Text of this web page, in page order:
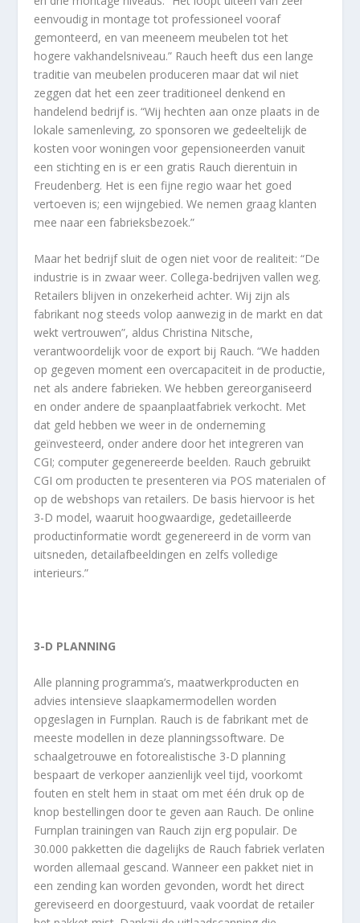
eenvoudig in montage tot professioneel vooraf
gemonteerd, en van meeneem meubelen tot het
hogere vakhandelsniveau.” Rauch heeft dus een lange
traditie van meubelen produceren maar dat wil niet
zeggen dat het een zeer traditioneel denkend en
handelend bedrijf is. “Wij hechten aan onze plaats in de
lokale samenleving, zo sponsoren we gedeeltelijk de
kosten voor woningen voor gepensioneerden vanuit
een stichting en is er een gratis Rauch dierentuin in
Freudenberg. Het is een fijne regio waar het goed
vertoeven is; een wijngebied. We nemen graag klanten
mee naar een fabrieksbezoek.”
Maar het bedrijf sluit de ogen niet voor de realiteit: “De
industrie is in zwaar weer. Collega-bedrijven vallen weg.
Retailers blijven in onzekerheid achter. Wij zijn als
fabrikant nog steeds volop aanwezig in de markt en dat
wekt vertrouwen”, aldus Christina Nitsche,
verantwoordelijk voor de export bij Rauch. “We hadden
op gegeven moment een overcapaciteit in de productie,
net als andere fabrieken. We hebben gereorganiseerd
en onder andere de spaanplaatfabriek verkocht. Met
dat geld hebben we weer in de onderneming
geïnvesteerd, onder andere door het integreren van
CGI; computer gegenereerde beelden. Rauch gebruikt
CGI om producten te presenteren via POS materialen of
op de webshops van retailers. De basis hiervoor is het
3-D model, waaruit hoogwaardige, gedetailleerde
productinformatie wordt gegenereerd in de vorm van
uitsneden, detailafbeeldingen en zelfs volledige
interieurs.”
3-D PLANNING
Alle planning programma’s, maatwerkproducten en
advies intensieve slaapkamermodellen worden
opgeslagen in Furnplan. Rauch is de fabrikant met de
meeste modellen in deze planningssoftware. De
schaalgetrouwe en fotorealistische 3-D planning
bespaart de verkoper aanzienlijk veel tijd, voorkomt
fouten en stelt hem in staat om met één druk op de
knop bestellingen door te geven aan Rauch. De online
Furnplan trainingen van Rauch zijn erg populair. De
30.000 pakketten die dagelijks de Rauch fabriek verlaten
worden allemaal gescand. Wanneer een pakket niet in
een zending kan worden gevonden, wordt het direct
gereviseerd en doorgestuurd, vaak voordat de retailer